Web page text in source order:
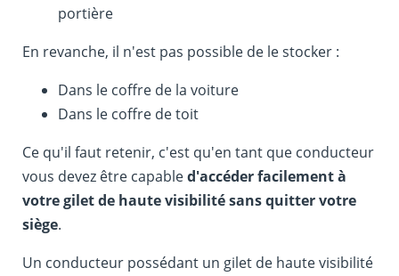
portière
En revanche, il n'est pas possible de le stocker :
Dans le coffre de la voiture
Dans le coffre de toit
Ce qu'il faut retenir, c'est qu'en tant que conducteur
vous devez être capabled'accéder facilement à
votre gilet de haute visibilité sans quitter votre
siège.
Un conducteur possédant un gilet de haute visibilité